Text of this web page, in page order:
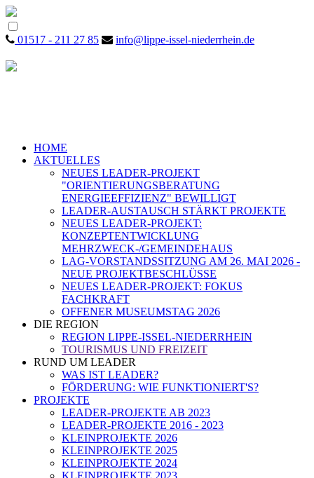
01517 - 211 27 85 info@lippe-issel-niederrhein.de
HOME
AKTUELLES
NEUES LEADER-PROJEKT
"ORIENTIERUNGSBERATUNG
ENERGIEEFFIZIENZ" BEWILLIGT
LEADER-AUSTAUSCH STÄRKT PROJEKTE
NEUES LEADER-PROJEKT:
KONZEPTENTWICKLUNG
MEHRZWECK-/GEMEINDEHAUS
LAG-VORSTANDSSITZUNG AM 26. MAI 2026 -
NEUE PROJEKTBESCHLÜSSE
NEUES LEADER-PROJEKT: FOKUS
FACHKRAFT
OFFENER MUSEUMSTAG 2026
DIE REGION
REGION LIPPE-ISSEL-NIEDERRHEIN
TOURISMUS UND FREIZEIT
RUND UM LEADER
WAS IST LEADER?
FÖRDERUNG: WIE FUNKTIONIERT'S?
PROJEKTE
LEADER-PROJEKTE AB 2023
LEADER-PROJEKTE 2016 - 2023
KLEINPROJEKTE 2026
KLEINPROJEKTE 2025
KLEINPROJEKTE 2024
KLEINPROJEKTE 2023